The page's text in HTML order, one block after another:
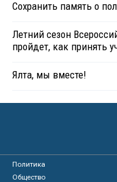
Сохранить память о
Летний сезон
пройдет, как принять
Ялта, мы вместе!
Политика
Общество